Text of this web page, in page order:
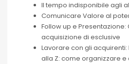
Il tempo indisponibile agli
Comunicare Valore al
Follow up e Presentazione:
acquisizione di esclusive
Lavorare con gli acquirenti:
alla Z: come organizzare e